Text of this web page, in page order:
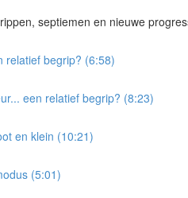
septiemen en nieuwe
relatief begrip? (6:58)
een relatief begrip? (8:23)
en klein (10:21)
(5:01)